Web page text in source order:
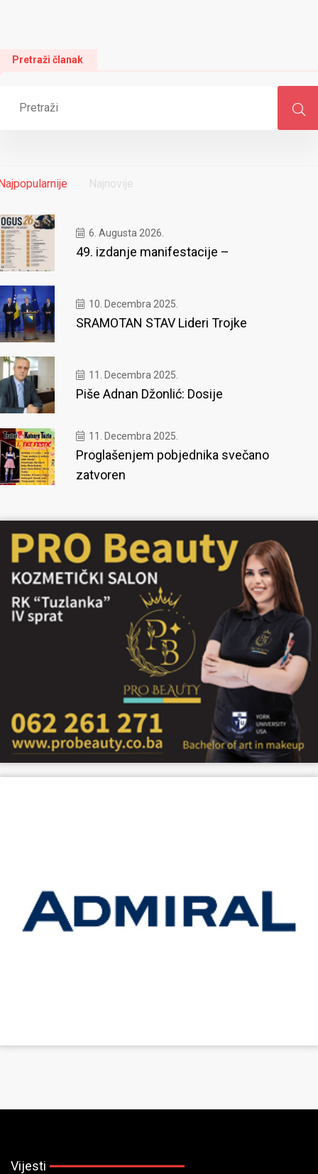
Pretraži članak
Najnovije
6. Augusta 2026.
49. izdanje manifestacije –
10. Decembra 2025.
SRAMOTAN STAV Lideri Trojke
11. Decembra 2025.
Piše Adnan Džonlić: Dosije
11. Decembra 2025.
Proglašenjem pobjednika svečano
zatvoren
Vijesti